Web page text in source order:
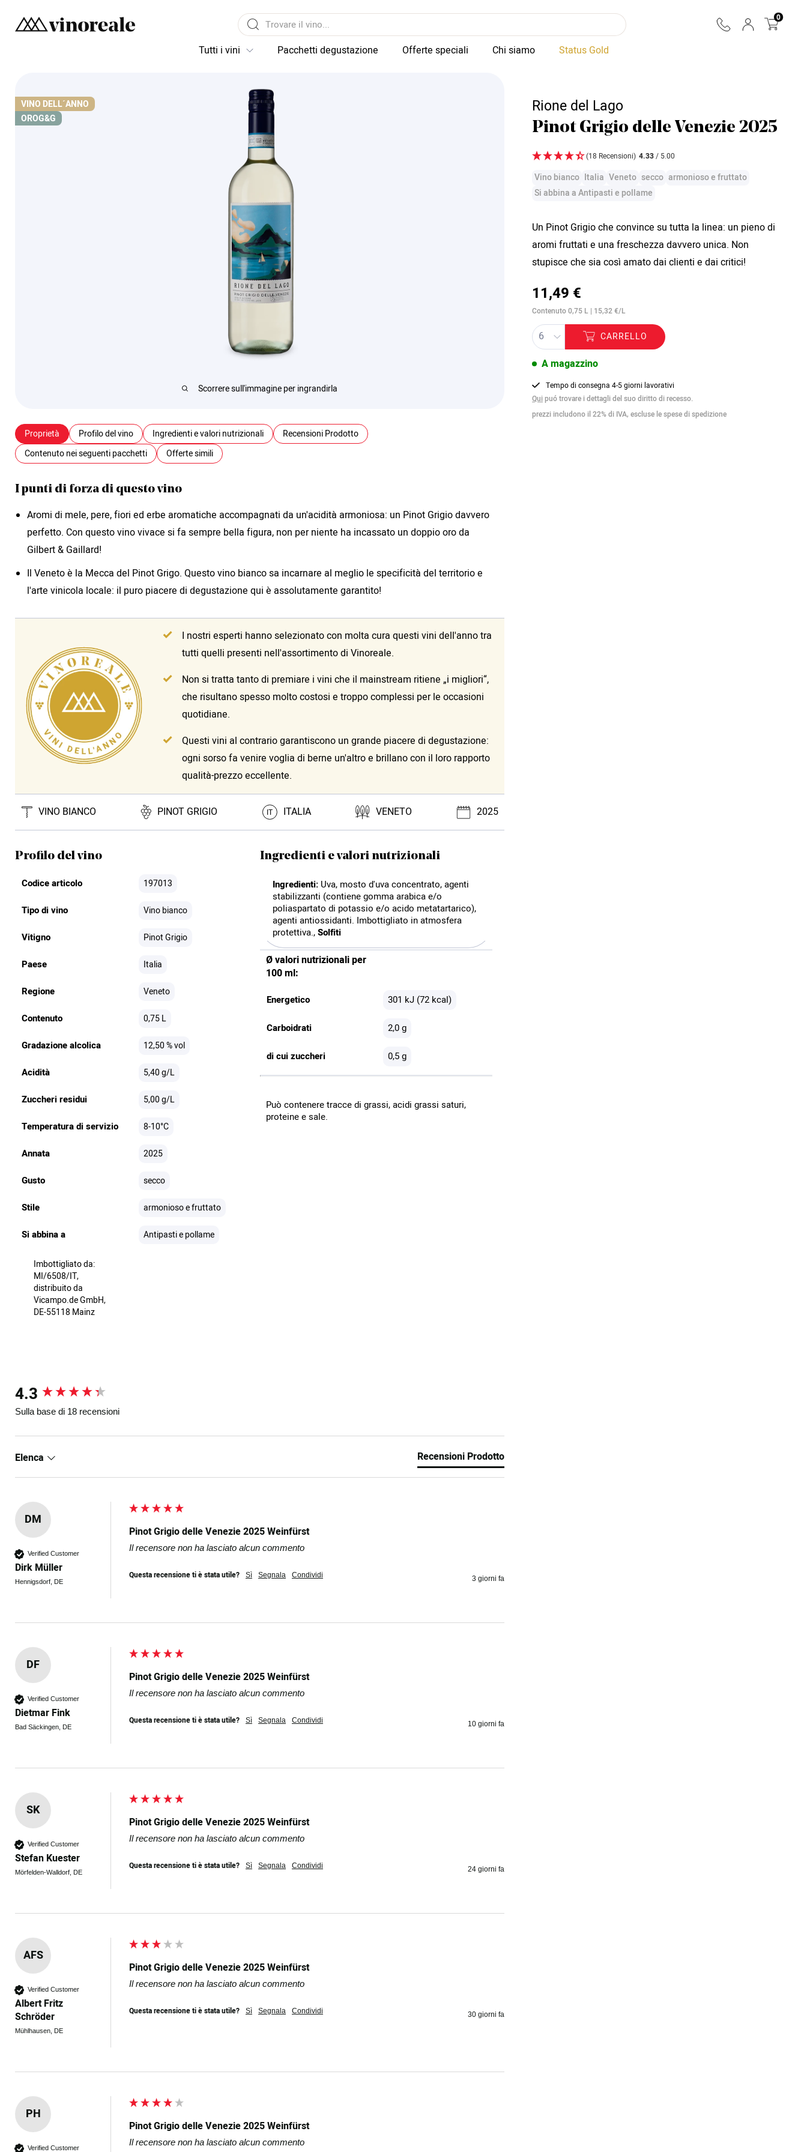
0
Tutti i vini Pacchetti degustazione Offerte speciali Chi siamo Status Gold
Scorrere sull'immagine per ingrandirla
VINO DELL´ANNO
OROG&G
Rione del Lago
Pinot Grigio delle Venezie 2025
(18 Recensioni) 4.33/ 5.00
Vino bianco Italia Veneto secco armonioso e fruttato
Si abbina a Antipasti e pollame
Un Pinot Grigio che convince su tutta la linea: un pieno di
aromi fruttati e una freschezza davvero unica. Non
stupisce che sia così amato dai clienti e dai critici!
11,49 €
Contenuto 0,75 L | 15,32 €/L
CARRELLO
A magazzino
Tempo di consegna 4-5 giorni lavorativi
Quipuó trovare i dettagli del suo diritto di recesso.
prezzi includono il 22% di IVA, escluse le spese di spedizione
Proprietà Profilo del vino Ingredienti e valori nutrizionali
Recensioni Prodotto
Contenuto nei seguenti pacchetti
Offerte simili
I punti di forza di questo vino
Aromi di mele, pere, fiori ed erbe aromatiche accompagnati da un'acidità armoniosa: un Pinot Grigio davvero
perfetto. Con questo vino vivace si fa sempre bella figura, non per niente ha incassato un doppio oro da
Gilbert & Gaillard!
Il Veneto è la Mecca del Pinot Grigo. Questo vino bianco sa incarnare al meglio le specificità del territorio e
l'arte vinicola locale: il puro piacere di degustazione qui è assolutamente garantito!
I nostri esperti hanno selezionato con molta cura questi vini dell'anno tra
tutti quelli presenti nell'assortimento di Vinoreale.
Non si tratta tanto di premiare i vini che il mainstream ritiene „i migliori“,
che risultano spesso molto costosi e troppo complessi per le occasioni
quotidiane.
Questi vini al contrario garantiscono un grande piacere di degustazione:
ogni sorso fa venire voglia di berne un'altro e brillano con il loro rapporto
qualità-prezzo eccellente.
VINO BIANCO PINOT GRIGIO IT ITALIA VENETO 2025
Profilo del vino
Codice articolo 197013
Tipo di vino Vino bianco
Vitigno Pinot Grigio
Paese Italia
Regione Veneto
Contenuto 0,75 L
Gradazione alcolica 12,50 % vol
Acidità 5,40 g/L
Zuccheri residui 5,00 g/L
Temperatura di servizio 8-10°C
Annata 2025
Gusto secco
Stile armonioso e fruttato
Si abbina a Antipasti e pollame
Imbottigliato da:
MI/6508/IT,
distribuito da
Vicampo.de GmbH,
DE-55118 Mainz
Ingredienti e valori nutrizionali
Ingredienti:Uva, mosto d'uva concentrato, agenti
stabilizzanti (contiene gomma arabica e/o
poliaspartato di potassio e/o acido metatartarico),
agenti antiossidanti. Imbottigliato in atmosfera
protettiva.,Solfiti
Ø valori nutrizionali per
100 ml:
Energetico 301 kJ (72 kcal)
Carboidrati 2,0 g
di cui zuccheri 0,5 g
Può contenere tracce di grassi, acidi grassi saturi,
proteine e sale.
4.3
Sulla base di 18 recensioni
Elenca Recensioni Prodotto
DM
Verified Customer
Dirk Müller
Hennigsdorf, DE
Pinot Grigio delle Venezie 2025 Weinfürst
Il recensore non ha lasciato alcun commento
Questa recensione ti è stata utile? Sì Segnala Condividi 3 giorni fa
DF
Verified Customer
Dietmar Fink
Bad Säckingen, DE
Pinot Grigio delle Venezie 2025 Weinfürst
Il recensore non ha lasciato alcun commento
Questa recensione ti è stata utile? Sì Segnala Condividi 10 giorni fa
SK
Verified Customer
Stefan Kuester
Mörfelden-Walldorf, DE
Pinot Grigio delle Venezie 2025 Weinfürst
Il recensore non ha lasciato alcun commento
Questa recensione ti è stata utile? Sì Segnala Condividi 24 giorni fa
AFS
Verified Customer
Albert Fritz
Schröder
Mühlhausen, DE
Pinot Grigio delle Venezie 2025 Weinfürst
Il recensore non ha lasciato alcun commento
Questa recensione ti è stata utile? Sì Segnala Condividi 30 giorni fa
PH
Verified Customer
Pinot Grigio delle Venezie 2025 Weinfürst
Il recensore non ha lasciato alcun commento
New content loaded